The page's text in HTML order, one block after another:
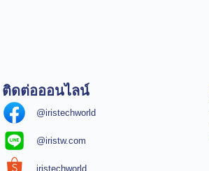
ติดต่อออนไลน์
@iristechworld
@iristw.com